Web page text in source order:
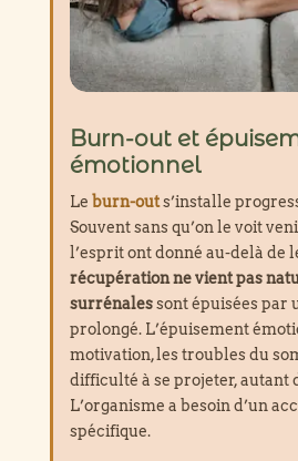
Burn-out et
émotionnel
Le burn-outs’installe
Souvent sans qu’on le voit
l’esprit ont donné au-delà de
récupération ne vient pas
surrénalessont épuisées par
prolongé. L’épuisement
motivation, les troubles du
difficulté à se projeter, autant
L’organisme a besoin d’un
spécifique.